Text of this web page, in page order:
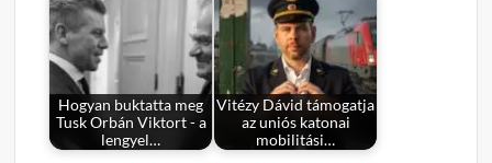
Hogyan buktatta meg
Tusk Orbán Viktort - a
lengyel…
Vitézy Dávid támogatja
az uniós katonai
mobilitási…